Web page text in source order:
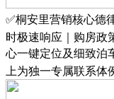
✅桐安里营销核心德
时极速响应｜购房政
心一键定位及细致泊
上为独一专属联系体